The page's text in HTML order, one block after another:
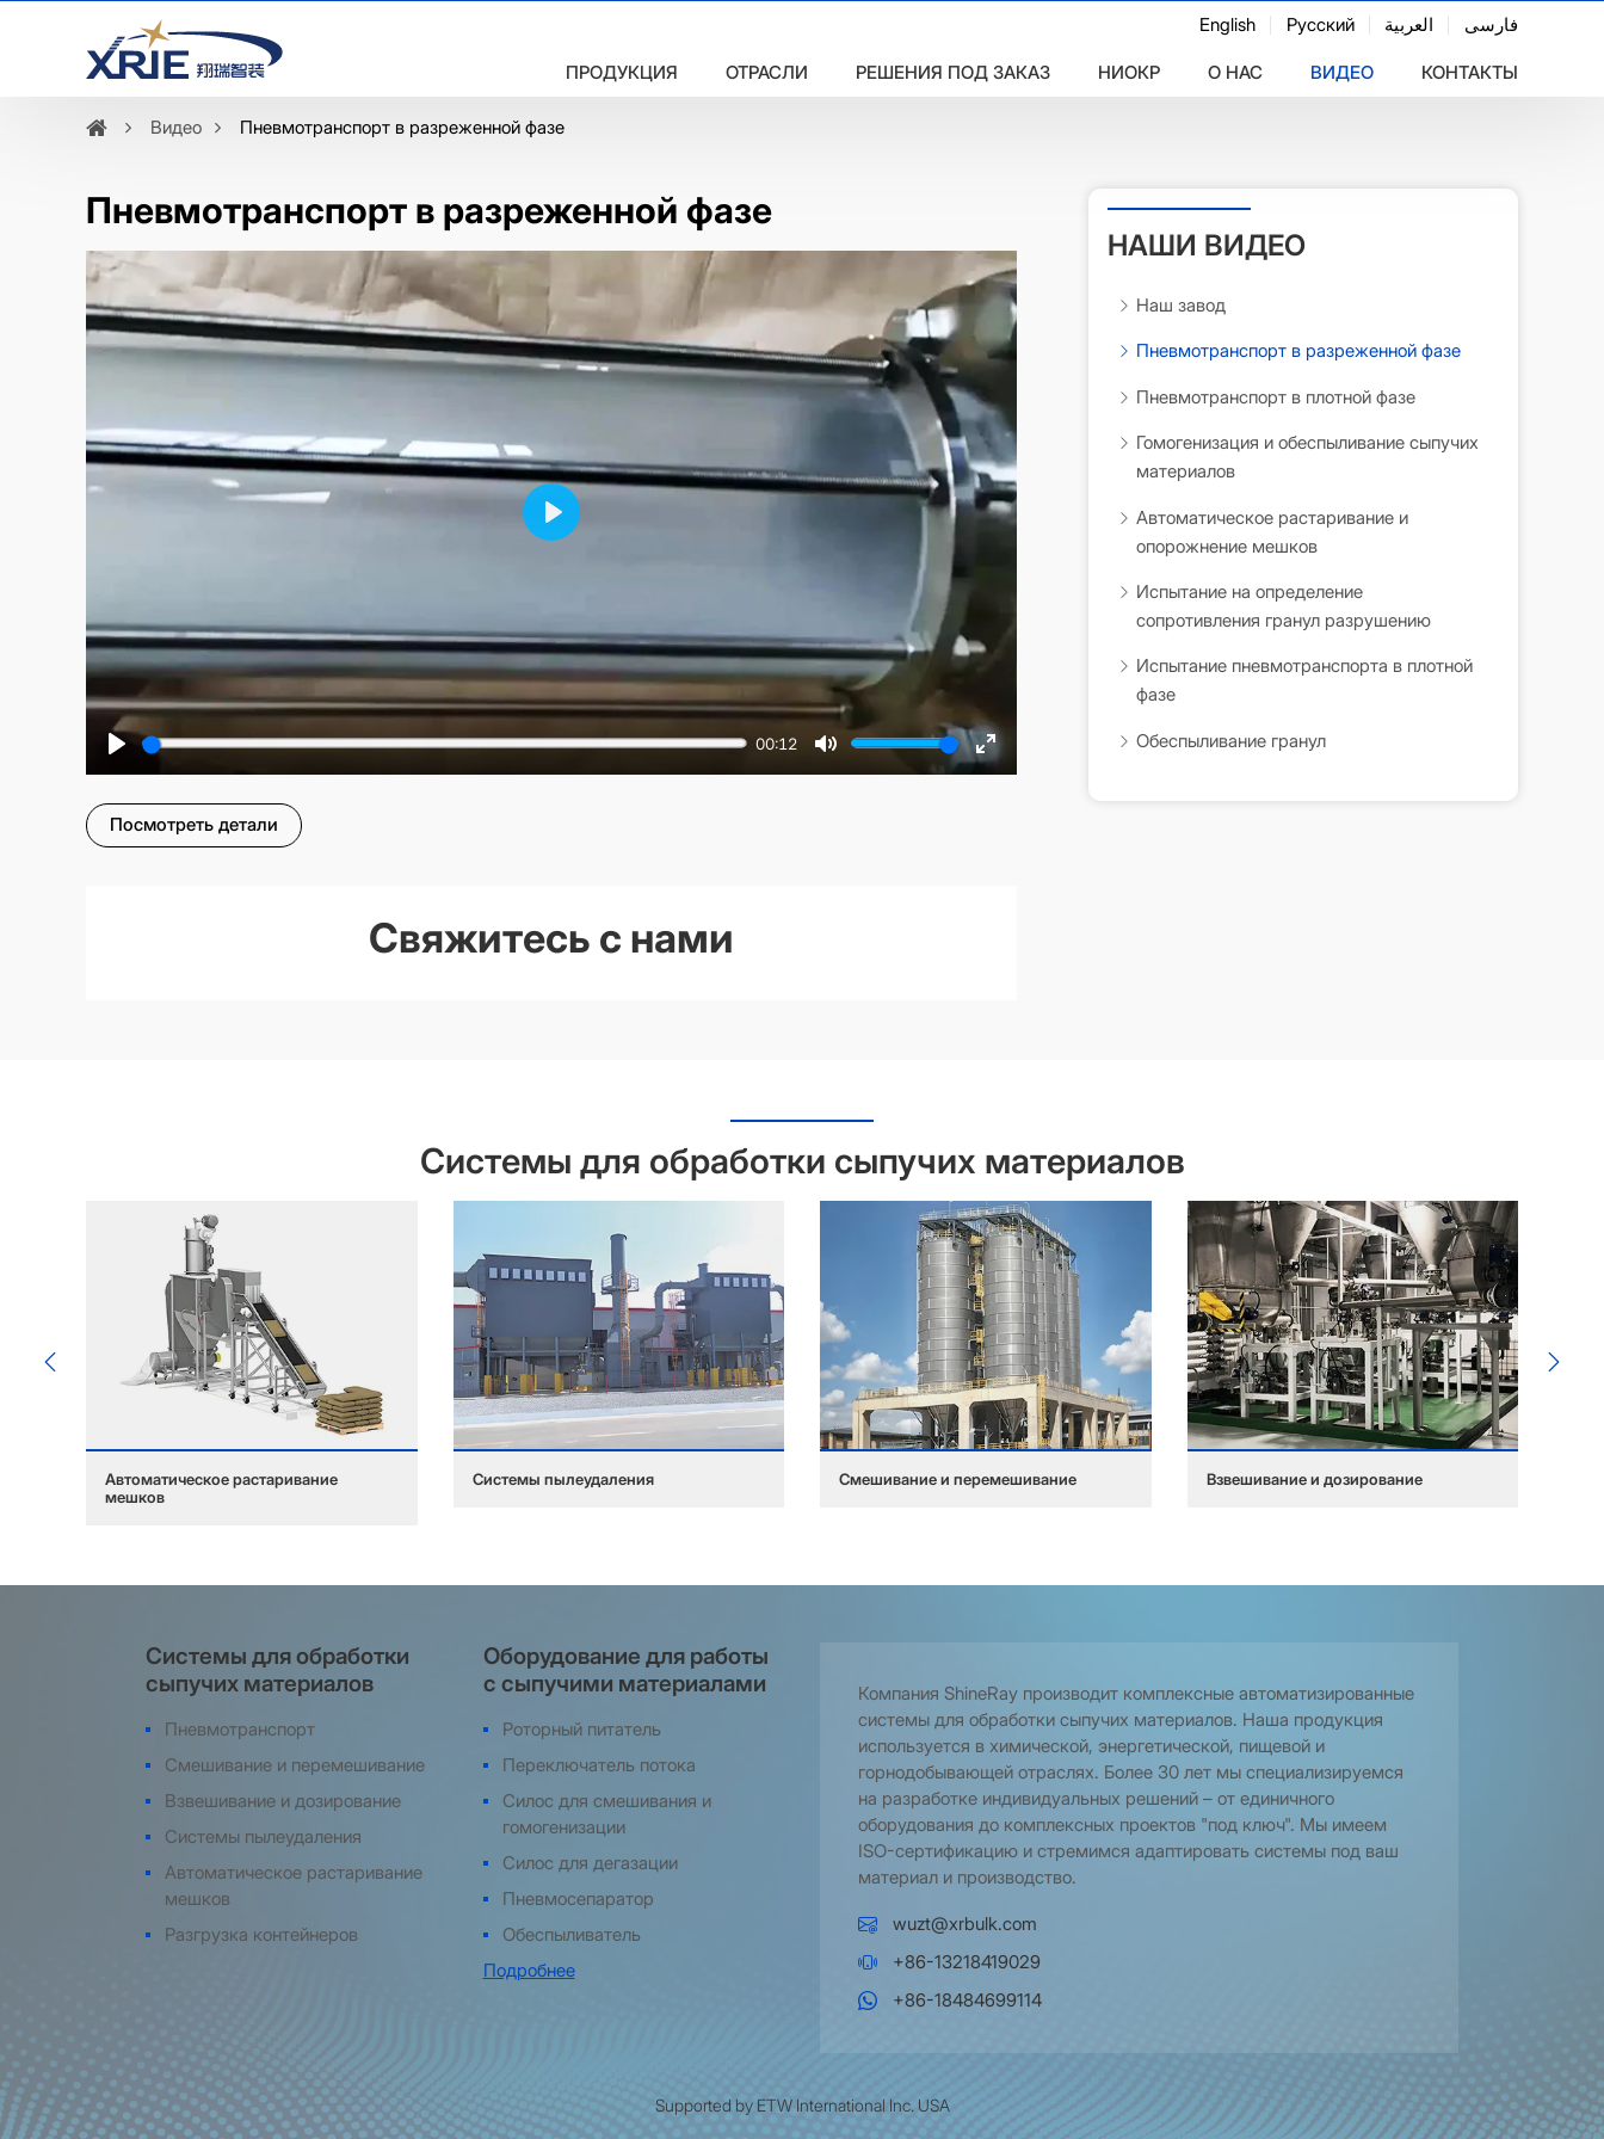
English Русский العربية فارسی
ПРОДУКЦИЯ ОТРАСЛИ РЕШЕНИЯ ПОД ЗАКАЗ НИОКР О НАС ВИДЕО КОНТАКТЫ
Видео Пневмотранспорт в разреженной фазе
Пневмотранспорт в разреженной фазе
00:12
Enter
Play
Посмотреть детали
Свяжитесь с нами
НАШИ ВИДЕО
Наш завод
Пневмотранспорт в разреженной фазе
Пневмотранспорт в плотной фазе
Гомогенизация и обеспыливание сыпучих
материалов
Автоматическое растаривание и
опорожнение мешков
Испытание на определение
сопротивления гранул разрушению
Испытание пневмотранспорта в плотной
фазе
Обеспыливание гранул
Системы для обработки сыпучих материалов
Автоматическое растаривание
мешков
Системы пылеудаления Смешивание и перемешивание Взвешивание и дозирование
Системы для обработки
сыпучих материалов
Пневмотранспорт
Смешивание и перемешивание
Взвешивание и дозирование
Системы пылеудаления
Автоматическое растаривание
мешков
Разгрузка контейнеров
Оборудование для работы
с сыпучими материалами
Роторный питатель
Переключатель потока
Силос для смешивания и
гомогенизации
Силос для дегазации
Пневмосепаратор
Обеспыливатель
Подробнее
Компания ShineRay производит комплексные автоматизированные
системы для обработки сыпучих материалов. Наша продукция
используется в химической, энергетической, пищевой и
горнодобывающей отраслях. Более 30 лет мы специализируемся
на разработке индивидуальных решений – от единичного
оборудования до комплексных проектов "под ключ". Мы имеем
ISO-сертификацию и стремимся адаптировать системы под ваш
материал и производство.
wuzt@xrbulk.com
+86-13218419029
+86-18484699114
Supported by ETW International Inc. USA